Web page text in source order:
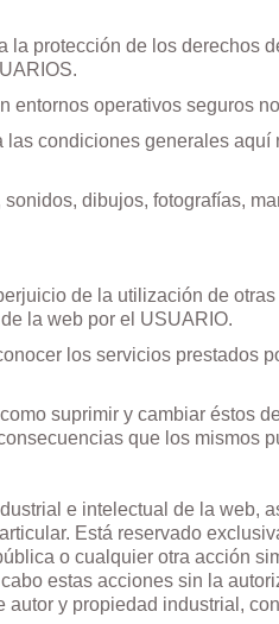
protección de los derechos
entornos operativos seguros
condiciones generales
dibujos, fotografías,
de la utilización de
la web por el USUARIO.
los servicios prestados
suprimir y cambiar éstos
que los mismos
e intelectual de la web,
Está reservado
o cualquier otra acción
estas acciones sin la
y propiedad industrial,